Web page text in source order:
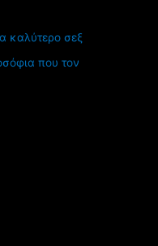
καλύτερο σεξ
που τον